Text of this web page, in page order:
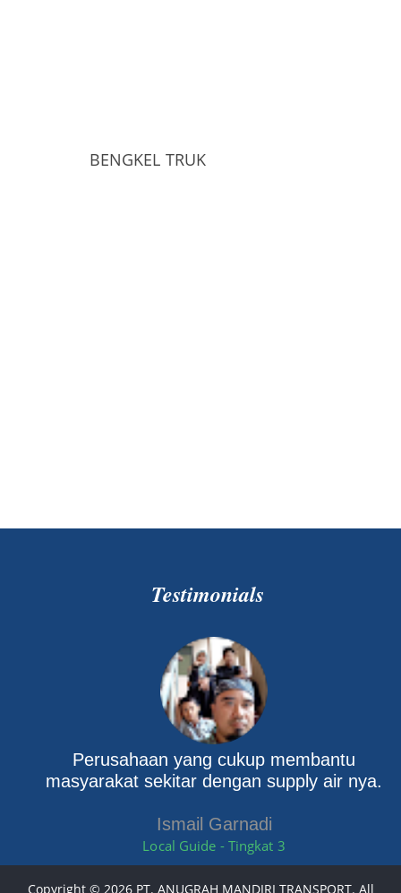
BENGKEL TRUK
Testimonials
Perusahaan yang cukup membantu
masyarakat sekitar dengan supply air nya.
Ismail Garnadi
Local Guide - Tingkat 3
Copyright © 2026 PT. ANUGRAH MANDIRI TRANSPORT. All